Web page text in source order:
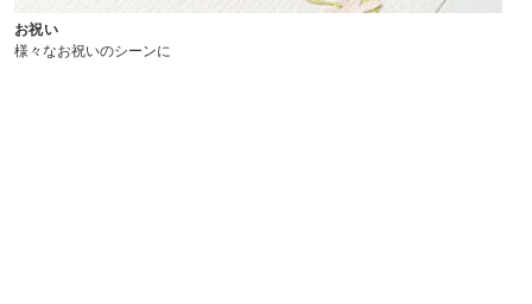
お祝い
様々なお祝いのシーンに